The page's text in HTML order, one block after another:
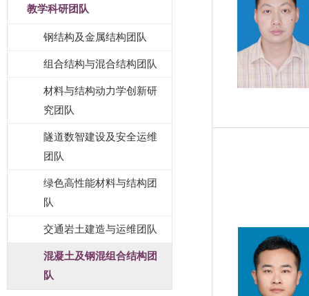
教学科研团队
钢结构及金属结构团队
组合结构与混合结构团队
材料与结构动力学创新研
究团队
隧道数智建设及安全运维
团队
绿色高性能材料与结构团
队
交通岩土建造与运维团队
混凝土及钢混组合结构团
队